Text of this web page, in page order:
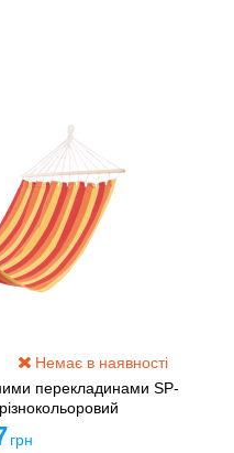
Немає в наявності
перекладинами SP-
грн